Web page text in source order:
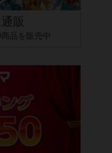
販
品を販売中